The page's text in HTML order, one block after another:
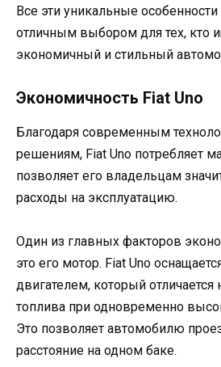
Все эти уникальные
отличным выбором для тех, кто
экономичный и стильный
Экономичность Fiat Uno
Благодаря современным
решениям, Fiat Uno потребляет
позволяет его владельцам
расходы на эксплуатацию.
Один из главных факторов
это его мотор. Fiat Uno
двигателем, который
топлива при одновременно
Это позволяет автомобилю
расстояние на одном баке.